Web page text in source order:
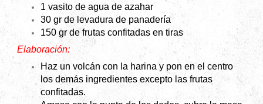
1 vasito de agua de azahar
30 gr de levadura de panadería
150 gr de frutas confitadas en tiras
Elaboración:
Haz un volcán con la harina y pon en el centro
los demás ingredientes excepto las frutas
confitadas.